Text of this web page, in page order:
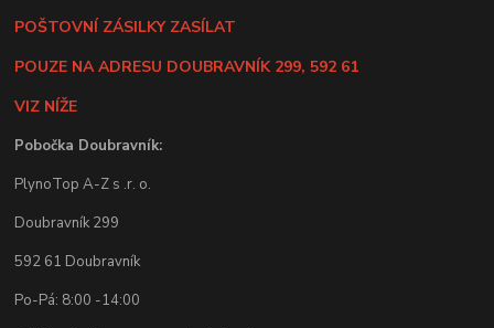
POŠTOVNÍ ZÁSILKY ZASÍLAT
POUZE NA ADRESU DOUBRAVNÍK 299, 592 61
VIZ NÍŽE
Pobočka Doubravník:
PlynoTop A-Z s .r. o.
Doubravník 299
592 61 Doubravník
Po-Pá: 8:00 -14:00